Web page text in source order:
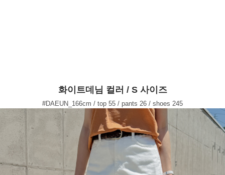
화이트데님 컬러 / S 사이즈
#DAEUN_166cm / top 55 / pants 26 / shoes 245